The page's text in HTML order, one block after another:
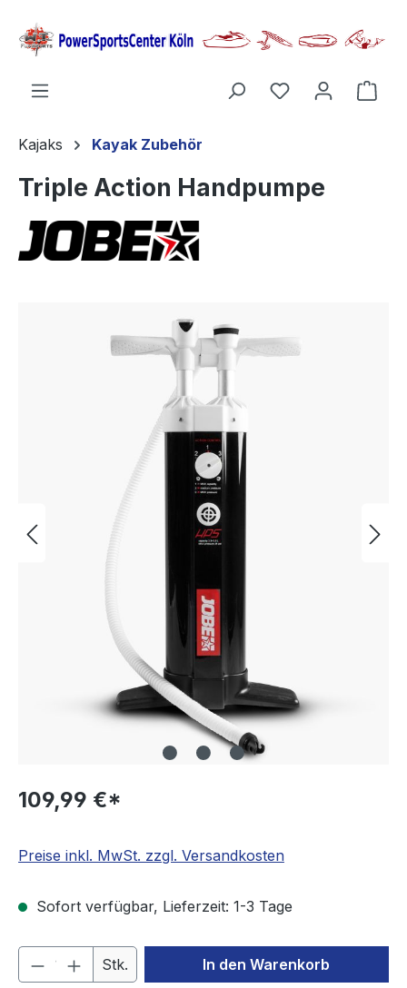
springen
Kajaks Kayak Zubehör
Triple Action Handpumpe
109,99 €*
Preise inkl. MwSt. zzgl. Versandkosten
Sofort verfügbar, Lieferzeit: 1-3 Tage
Produkt Anzahl: Gib den
Stk. In den Warenkorb